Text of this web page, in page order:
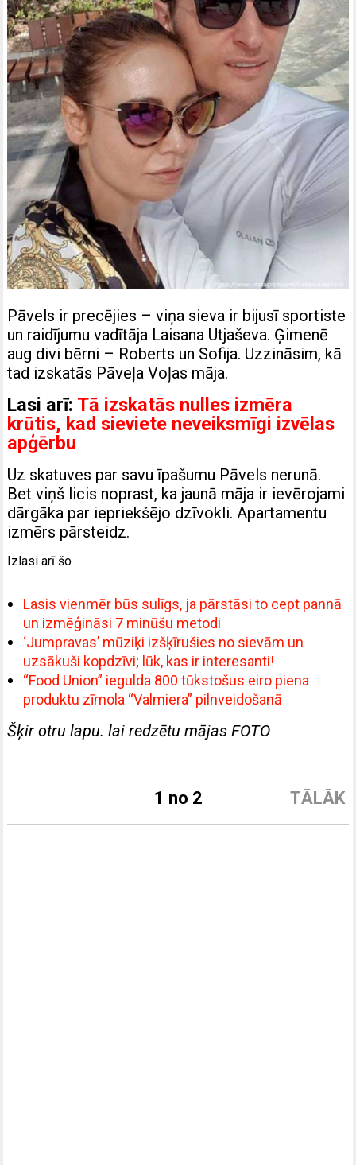
Pāvels ir precējies – viņa sieva ir bijusī sportiste
un raidījumu vadītāja Laisana Utjaševa. Ģimenē
aug divi bērni – Roberts un Sofija. Uzzināsim, kā
tad izskatās Pāveļa Voļas māja.
Lasi arī: Tā izskatās nulles izmēra
krūtis, kad sieviete neveiksmīgi izvēlas
apģērbu
Uz skatuves par savu īpašumu Pāvels nerunā.
Bet viņš licis noprast, ka jaunā māja ir ievērojami
dārgāka par iepriekšējo dzīvokli. Apartamentu
izmērs pārsteidz.
Izlasi arī šo
Lasis vienmēr būs sulīgs, ja pārstāsi to cept pannā
un izmēģināsi 7 minūšu metodi
‘Jumpravas’ mūziķi izšķīrušies no sievām un
uzsākuši kopdzīvi; lūk, kas ir interesanti!
“Food Union” iegulda 800 tūkstošus eiro piena
produktu zīmola “Valmiera” pilnveidošanā
Šķir otru lapu. lai redzētu mājas FOTO
TĀLĀK
1 no 2